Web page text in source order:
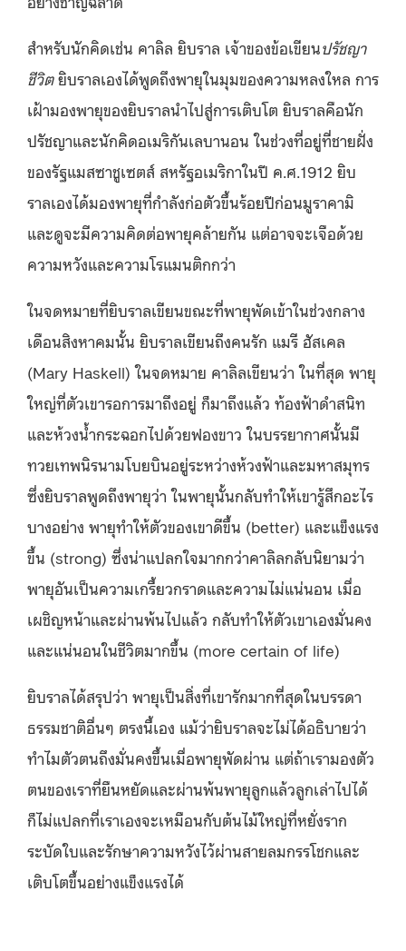
สำหรับนักคิดเช่น คาลิล ยิบราล เจ้าของข้อเขียนปรัชญา
ชีวิตยิบราลเองได้พูดถึงพายุในมุมของความหลงใหล การ
เฝ้ามองพายุของยิบราลนำไปสู่การเติบโต ยิบราลคือนัก
ปรัชญาและนักคิดอเมริกันเลบานอน ในช่วงที่อยู่ที่ชายฝั่ง
ของรัฐแมสซาชูเซตส์ สหรัฐอเมริกาในปี ค.ศ.1912 ยิบ
ราลเองได้มองพายุที่กำลังก่อตัวขึ้นร้อยปีก่อนมูราคามิ
และดูจะมีความคิดต่อพายุคล้ายกัน แต่อาจจะเจือด้วย
ความหวังและความโรแมนติกกว่า
ในจดหมายที่ยิบราลเขียนขณะที่พายุพัดเข้าในช่วงกลาง
เดือนสิงหาคมนั้น ยิบราลเขียนถึงคนรัก แมรี ฮัสเคล
(Mary Haskell) ในจดหมาย คาลิลเขียนว่า ในที่สุด พายุ
ใหญ่ที่ตัวเขารอการมาถึงอยู่ ก็มาถึงแล้ว ท้องฟ้าดำสนิท
และห้วงน้ำกระฉอกไปด้วยฟองขาว ในบรรยากาศนั้นมี
ทวยเทพนิรนามโบยบินอยู่ระหว่างห้วงฟ้าและมหาสมุทร
ซึ่งยิบราลพูดถึงพายุว่า ในพายุนั้นกลับทำให้เขารู้สึกอะไร
บางอย่าง พายุทำให้ตัวของเขาดีขึ้น (better) และแข็งแรง
ขึ้น (strong) ซึ่งน่าแปลกใจมากกว่าคาลิลกลับนิยามว่า
พายุอันเป็นความเกรี้ยวกราดและความไม่แน่นอน เมื่อ
เผชิญหน้าและผ่านพ้นไปแล้ว กลับทำให้ตัวเขาเองมั่นคง
และแน่นอนในชีวิตมากขึ้น (more certain of life)
ยิบราลได้สรุปว่า พายุเป็นสิ่งที่เขารักมากที่สุดในบรรดา
ธรรมชาติอื่นๆ ตรงนี้เอง แม้ว่ายิบราลจะไม่ได้อธิบายว่า
ทำไมตัวตนถึงมั่นคงขึ้นเมื่อพายุพัดผ่าน แต่ถ้าเรามองตัว
ตนของเราที่ยืนหยัดและผ่านพ้นพายุลูกแล้วลูกเล่าไปได้
ก็ไม่แปลกที่เราเองจะเหมือนกับต้นไม้ใหญ่ที่หยั่งราก
ระบัดใบและรักษาความหวังไว้ผ่านสายลมกรรโชกและ
เติบโตขึ้นอย่างแข็งแรงได้